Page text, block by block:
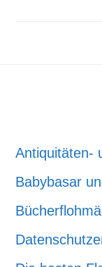
Antiquitäten-
Babybasar